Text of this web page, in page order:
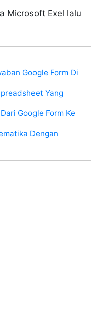
Microsoft Exel lalu
Google Form Di
Yang
Google Form Ke
Dengan